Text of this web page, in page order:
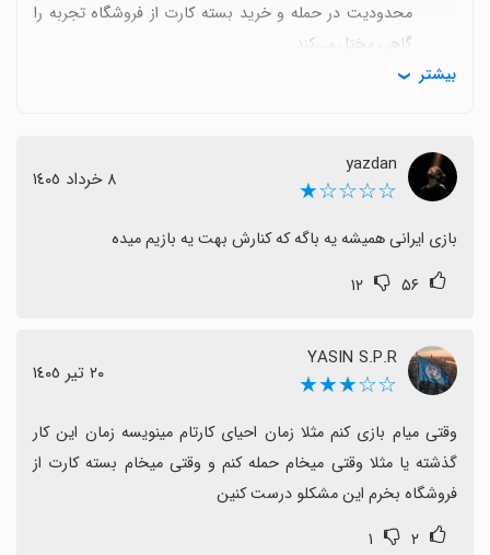
محدودیت در حمله و خرید بسته کارت از فروشگاه تجربه را
گاهی مختل می‌کند.
برخی کاربران از مشکلات ورود یا باز نشدن بازی برای دستگاه
بعضی‌ها به نسخه اصلی فروت‌کرفت توصیه می‌کنند تا از
باگ‌های پلاس عبور کنند.
اگر دنبال تجربه‌ای استراتژیک عمیق هستید و آماده پذیرش
می‌تواند گزینه مناسبی باشد.
بیشتر
yazdan
☆☆☆☆★ ٨ خرداد ١٤٠٥
بازی ایرانی همیشه یه باگه که کنارش بهت یه بازیم میده
۵۶ ۱۲
YASIN S.P.R
☆☆★★★ ٢٠ تیر ١٤٠٥
فروشگاه بخرم این مشکلو درست کنین
۲ ۱